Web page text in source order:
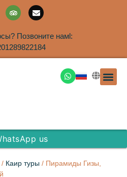
Позвоните намl:
us
/ Каир туры / Пирамиды Гизы,